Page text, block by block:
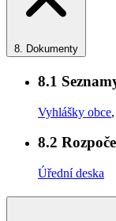
8. Dokumenty
8.1
Vyhlášky obce,
8.2
Úřední deska